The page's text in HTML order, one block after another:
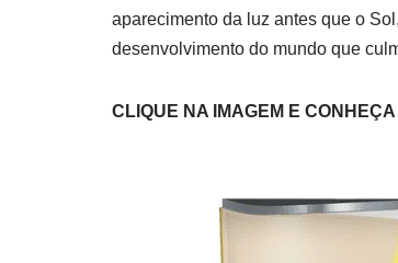
aparecimento da luz antes que o
desenvolvimento do mundo que
CLIQUE NA IMAGEM E